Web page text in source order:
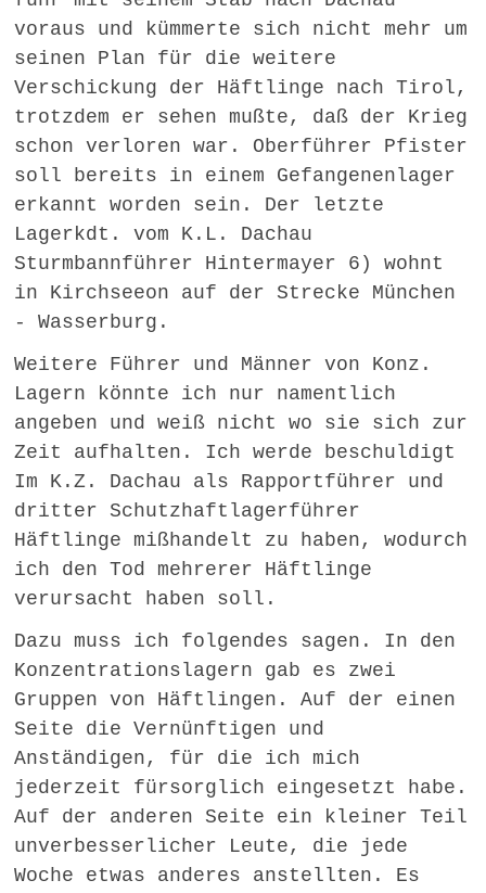
voraus und kümmerte sich nicht mehr um
seinen Plan für die weitere
Verschickung der Häftlinge nach Tirol,
trotzdem er sehen mußte, daß der Krieg
schon verloren war. Oberführer Pfister
soll bereits in einem Gefangenenlager
erkannt worden sein. Der letzte
Lagerkdt. vom K.L. Dachau
Sturmbannführer Hintermayer 6) wohnt
in Kirchseeon auf der Strecke München
- Wasserburg.
Weitere Führer und Männer von Konz.
Lagern könnte ich nur namentlich
angeben und weiß nicht wo sie sich zur
Zeit aufhalten. Ich werde beschuldigt
Im K.Z. Dachau als Rapportführer und
dritter Schutzhaftlagerführer
Häftlinge mißhandelt zu haben, wodurch
ich den Tod mehrerer Häftlinge
verursacht haben soll.
Dazu muss ich folgendes sagen. In den
Konzentrationslagern gab es zwei
Gruppen von Häftlingen. Auf der einen
Seite die Vernünftigen und
Anständigen, für die ich mich
jederzeit fürsorglich eingesetzt habe.
Auf der anderen Seite ein kleiner Teil
unverbesserlicher Leute, die jede
Woche etwas anderes anstellten. Es